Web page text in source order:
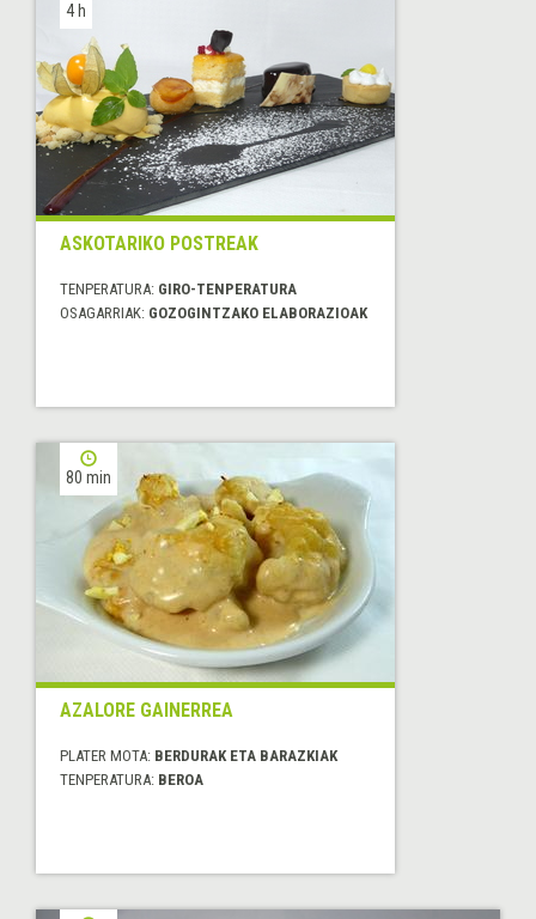
4 h
ASKOTARIKO POSTREAK
TENPERATURA: GIRO-TENPERATURA
OSAGARRIAK: GOZOGINTZAKO ELABORAZIOAK
80 min
AZALORE GAINERREA
PLATER MOTA: BERDURAK ETA BARAZKIAK
TENPERATURA: BEROA